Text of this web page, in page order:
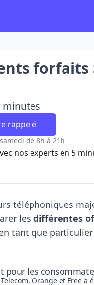
forfaits
minutes
rappelé
de 8h à 21h
nos experts en 5
téléphoniques
les différentes
tant que
pour les
Orange et Free